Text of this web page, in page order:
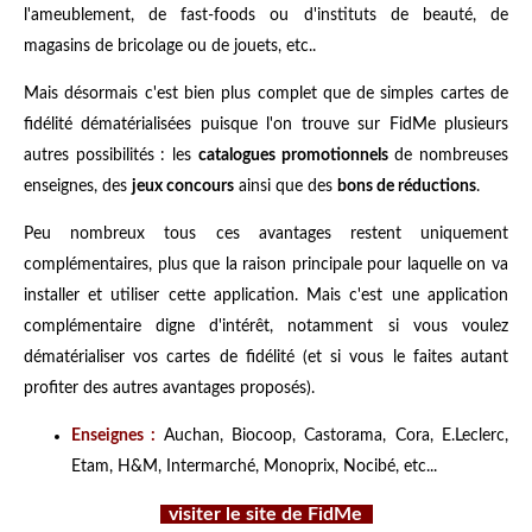
l'ameublement, de fast-foods ou d'instituts de beauté, de
magasins de bricolage ou de jouets, etc..
Mais désormais c'est bien plus complet que de simples cartes de
fidélité dématérialisées puisque l'on trouve sur FidMe plusieurs
autres possibilités : les catalogues promotionnelsde nombreuses
enseignes, des jeux concours ainsi que des bons de réductions.
Peu nombreux tous ces avantages restent uniquement
complémentaires, plus que la raison principale pour laquelle on va
installer et utiliser cette application. Mais c'est une application
complémentaire digne d'intérêt, notamment si vous voulez
dématérialiser vos cartes de fidélité (et si vous le faites autant
profiter des autres avantages proposés).
Enseignes : Auchan, Biocoop, Castorama, Cora, E.Leclerc,
Etam, H&M, Intermarché, Monoprix, Nocibé, etc...
visiter le site de FidMe